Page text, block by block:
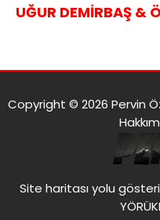
UĞUR DEMİRBAŞ &
Copyright © 2026 Pervin
Site haritası yolu